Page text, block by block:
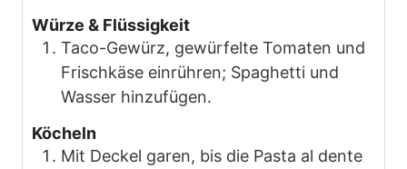
Würze & Flüssigkeit
Taco-Gewürz, gewürfelte Tomaten und
Frischkäse einrühren; Spaghetti und
Wasser hinzufügen.
Köcheln
Mit Deckel garen, bis die Pasta al dente